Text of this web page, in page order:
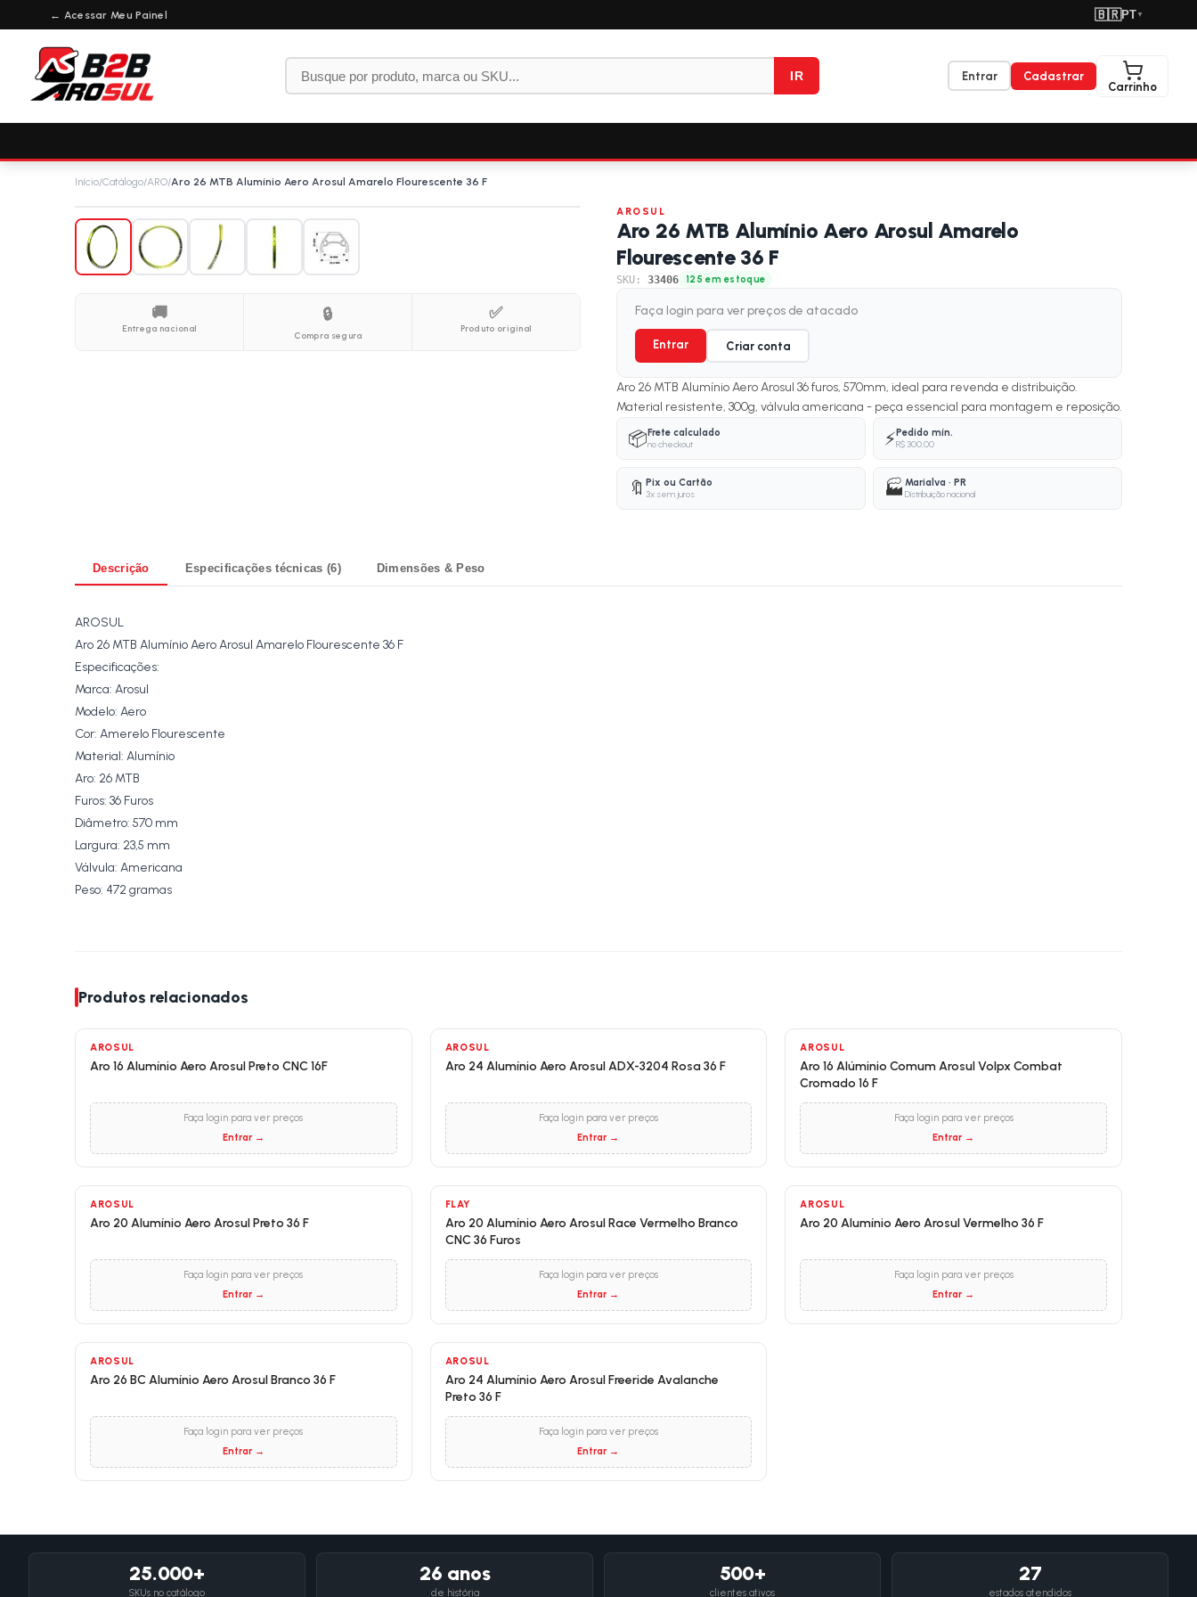
← Acessar Meu Painel 🇧🇷PT ▼
IR Entrar
Cadastrar
Carrinho
Início/Catálogo/ARO/Aro 26 MTB Alumínio Aero Arosul Amarelo Flourescente 36 F
🚚
Entrega nacional
🔒
Compra segura
✅
Produto original
AROSUL
Aro 26 MTB Alumínio Aero Arosul Amarelo
Flourescente 36 F
SKU: 33406 125 em estoque
Faça login para ver preços de atacado
Entrar Criar conta
Aro 26 MTB Alumínio Aero Arosul 36 furos, 570mm, ideal para revenda e distribuição.
Material resistente, 300g, válvula americana - peça essencial para montagem e reposição.
📦Frete calculado
no checkout
⚡Pedido mín.
R$ 300,00
🔖 Pix ou Cartão
3x sem juros
🏭 Marialva · PR
Distribuição nacional
Descrição Especificações técnicas (6) Dimensões & Peso
AROSUL
Aro 26 MTB Alumínio Aero Arosul Amarelo Flourescente 36 F
Especificações:
Marca: Arosul
Modelo: Aero
Cor: Amerelo Flourescente
Material: Alumínio
Aro: 26 MTB
Furos: 36 Furos
Diâmetro: 570 mm
Largura: 23,5 mm
Válvula: Americana
Peso: 472 gramas
Produtos relacionados
AROSUL
Aro 16 Alumínio Aero Arosul Preto CNC 16F
Faça login para ver preços
Entrar →
AROSUL
Aro 24 Alumínio Aero Arosul ADX-3204 Rosa 36 F
Faça login para ver preços
Entrar →
AROSUL
Aro 16 Alúminio Comum Arosul Volpx Combat
Cromado 16 F
Faça login para ver preços
Entrar →
AROSUL
Aro 20 Alumínio Aero Arosul Preto 36 F
Faça login para ver preços
Entrar →
FLAY
Aro 20 Alumínio Aero Arosul Race Vermelho Branco
CNC 36 Furos
Faça login para ver preços
Entrar →
AROSUL
Aro 20 Alumínio Aero Arosul Vermelho 36 F
Faça login para ver preços
Entrar →
AROSUL
Aro 26 BC Alumínio Aero Arosul Branco 36 F
Faça login para ver preços
Entrar →
AROSUL
Aro 24 Alumínio Aero Arosul Freeride Avalanche
Preto 36 F
Faça login para ver preços
Entrar →
25.000+
SKUs no catálogo
26 anos
de história
500+
clientes ativos
27
estados atendidos